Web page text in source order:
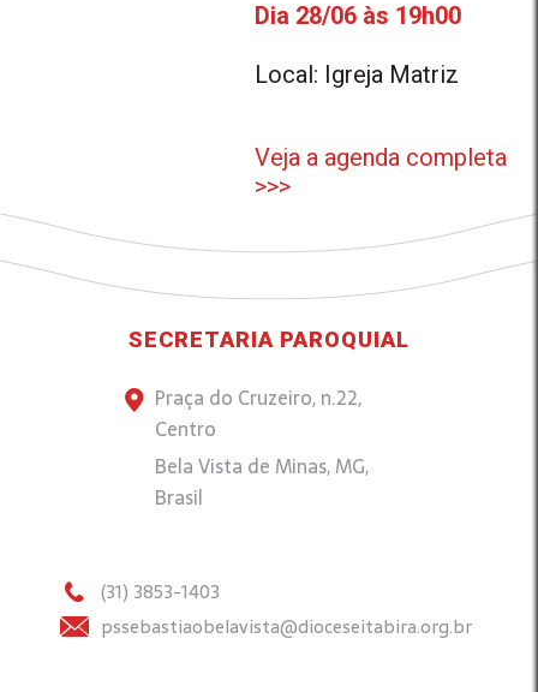
Dia 28/06 às 19h00
Local: Igreja Matriz
Veja a agenda completa
>>>
SECRETARIA PAROQUIAL
Praça do Cruzeiro, n.22,
Centro
Bela Vista de Minas, MG,
Brasil
(31) 3853-1403
pssebastiaobelavista@dioceseitabira.org.br